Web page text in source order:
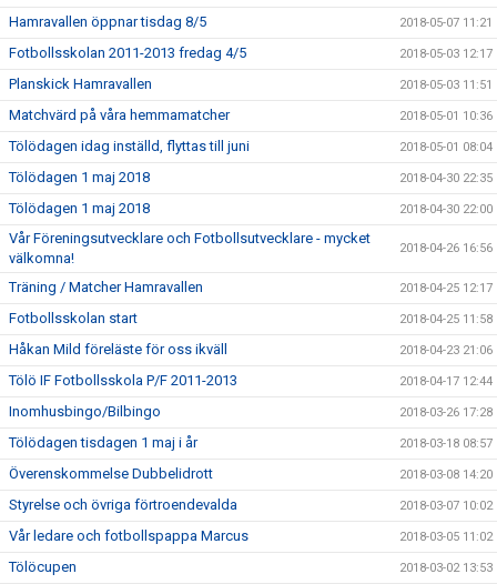
Hamravallen öppnar tisdag 8/5 2018-05-07 11:21
Fotbollsskolan 2011-2013 fredag 4/5 2018-05-03 12:17
Planskick Hamravallen 2018-05-03 11:51
Matchvärd på våra hemmamatcher 2018-05-01 10:36
Tölödagen idag inställd, flyttas till juni 2018-05-01 08:04
Tölödagen 1 maj 2018 2018-04-30 22:35
Tölödagen 1 maj 2018 2018-04-30 22:00
Vår Föreningsutvecklare och Fotbollsutvecklare - mycket
välkomna!
2018-04-26 16:56
Träning / Matcher Hamravallen 2018-04-25 12:17
Fotbollsskolan start 2018-04-25 11:58
Håkan Mild föreläste för oss ikväll 2018-04-23 21:06
Tölö IF Fotbollsskola P/F 2011-2013 2018-04-17 12:44
Inomhusbingo/Bilbingo 2018-03-26 17:28
Tölödagen tisdagen 1 maj i år 2018-03-18 08:57
Överenskommelse Dubbelidrott 2018-03-08 14:20
Styrelse och övriga förtroendevalda 2018-03-07 10:02
Vår ledare och fotbollspappa Marcus 2018-03-05 11:02
Tölöcupen 2018-03-02 13:53